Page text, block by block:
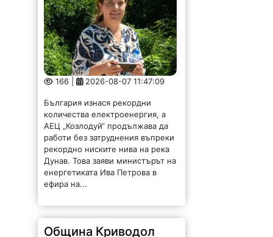
166 | 2026-08-07 11:47:09
България изнася рекордни
количества електроенергия, а
АЕЦ „Козлодуй“ продължава да
работи без затруднения въпреки
рекордно ниските нива на река
Дунав. Това заяви министърът на
енергетиката Ива Петрова в
ефира на...
Община Криводол